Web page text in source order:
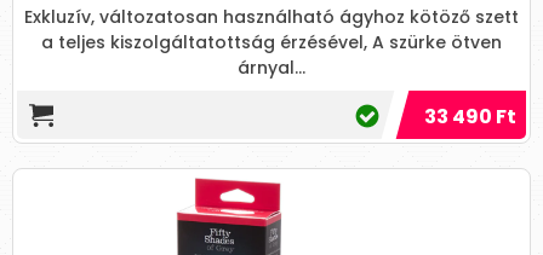
Exkluzív, változatosan használható ágyhoz kötöző szett
a teljes kiszolgáltatottság érzésével, A szürke ötven
árnyal...
33 490 Ft